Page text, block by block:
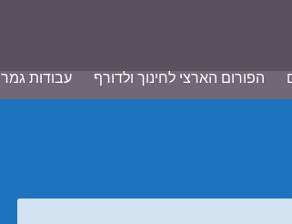
הפורום הארצי לחינוך ולדורף עבודות גמר